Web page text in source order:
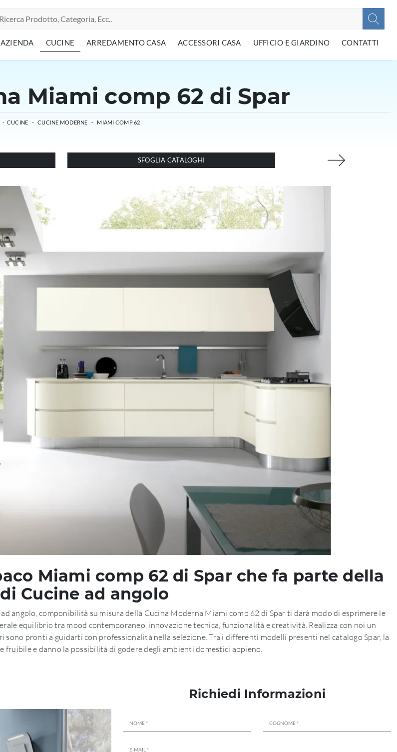
AZIENDA CUCINE ARREDAMENTO CASA ACCESSORI CASA UFFICIO E GIARDINO CONTATTI
Miami comp 62 di Spar
- CUCINE - CUCINE MODERNE - MIAMI COMP 62
SFOGLIA CATALOGHI
Miami comp 62 di Spar che fa parte della
Cucine ad angolo
angolo, componibilità su misura della Cucina Moderna Miami comp 62 di Spar ti darà modo di esprimere le
equilibrio tra mood contemporaneo, innovazione tecnica, funzionalità e creatività. Realizza con noi un
pronti a guidarti con professionalità nella selezione. Tra i differenti modelli presenti nel catalogo Spar, la
fruibile e danno la possibilità di godere degli ambienti domestici appieno.
Richiedi Informazioni